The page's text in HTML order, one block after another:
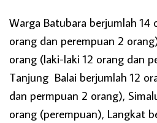
Warga Batubara berjumlah 14
orang dan perempuan 2
orang (laki-laki 12 orang dan
Tanjung Balai berjumlah 12
dan permpuan 2 orang),
orang (perempuan), Langkat